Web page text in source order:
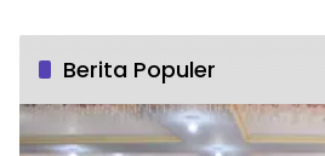
Berita Populer